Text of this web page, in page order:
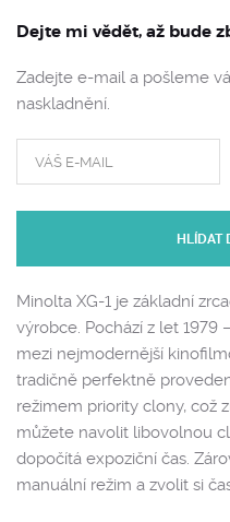
Dejte mi vědět, až bude
Zadejte e-mail a pošleme
naskladnění.
HLÍDAT
Minolta XG-1 je základní
výrobce. Pochází z let 1979
mezi nejmodernější
tradičně perfektně
režimem priority clony, což
můžete navolit libovolnou
dopočítá expoziční čas.
manuální režim a zvolit si